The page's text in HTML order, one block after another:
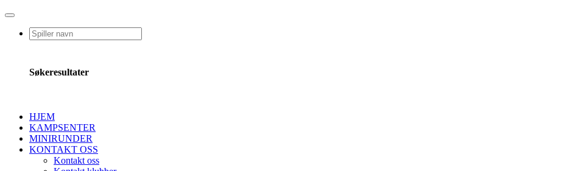
Søkeresultater
HJEM
KAMPSENTER
MINIRUNDER
KONTAKT OSS
Kontakt oss